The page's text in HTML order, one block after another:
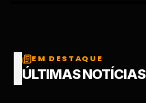
EM DESTAQUE
ÚLTIMAS NOTÍCIAS